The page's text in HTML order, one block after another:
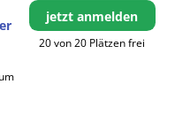
jetzt anmelden
20 von 20 Plätzen frei